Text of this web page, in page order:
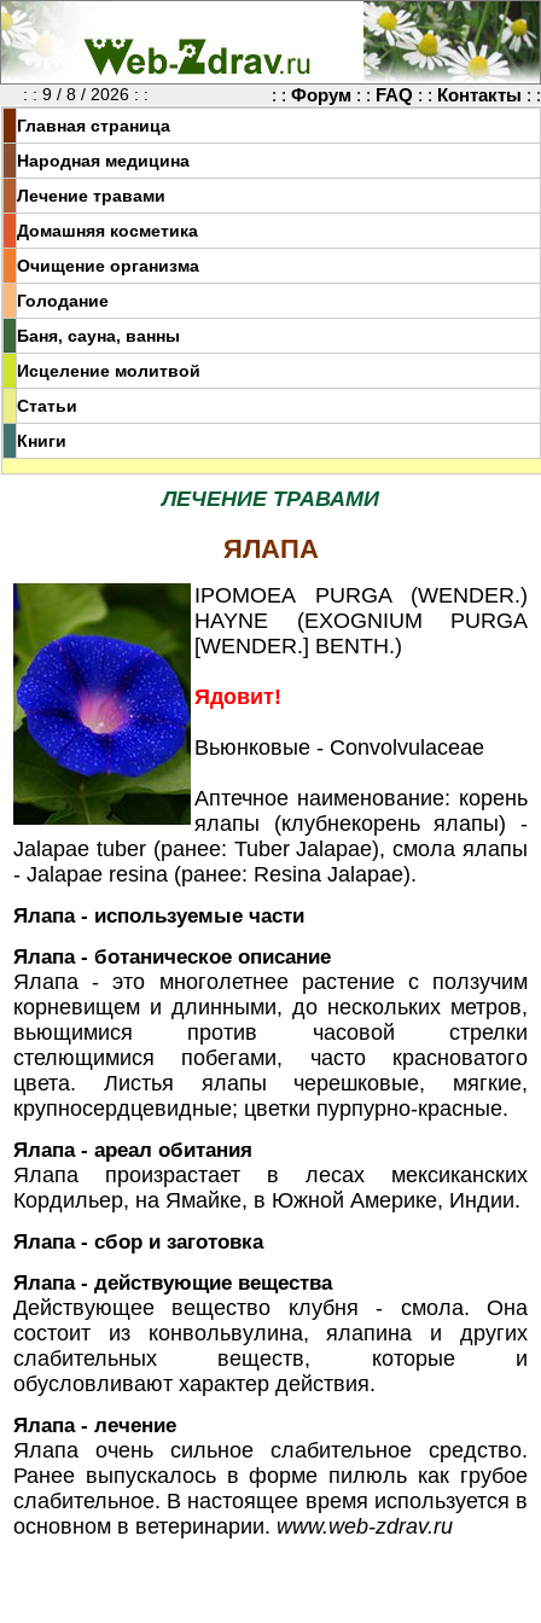
: : 9 / 8 / 2026 : : : : Форум : : FAQ : : Контакты : :
Главная страница
Народная медицина
Лечение травами
Домашняя косметика
Очищение организма
Голодание
Баня, сауна, ванны
Исцеление молитвой
Статьи
Книги
ЛЕЧЕНИЕ ТРАВАМИ
ЯЛАПА
IPOMOEA PURGA (WENDER.)
HAYNE (EXOGNIUM PURGA
[WENDER.] BENTH.)
Ядовит!
Вьюнковые - Convolvulaceae
Аптечное наименование: корень
ялапы (клубнекорень ялапы) -
Jalapae tuber (ранее: Tuber Jalapae), смола ялапы
- Jalapae resina (ранее: Resina Jalapae).
Ялапа - используемые части
Ялапа - ботаническое описание
Ялапа - это многолетнее растение с ползучим
корневищем и длинными, до нескольких метров,
вьющимися против часовой стрелки
стелющимися побегами, часто красноватого
цвета. Листья ялапы черешковые, мягкие,
крупносердцевидные; цветки пурпурно-красные.
Ялапа - ареал обитания
Ялапа произрастает в лесах мексиканских
Кордильер, на Ямайке, в Южной Америке, Индии.
Ялапа - сбор и заготовка
Ялапа - действующие вещества
Действующее вещество клубня - смола. Она
состоит из конвольвулина, ялапина и других
слабительных веществ, которые и
обусловливают характер действия.
Ялапа - лечение
Ялапа очень сильное слабительное средство.
Ранее выпускалось в форме пилюль как грубое
слабительное. В настоящее время используется в
основном в ветеринарии. www.web-zdrav.ru